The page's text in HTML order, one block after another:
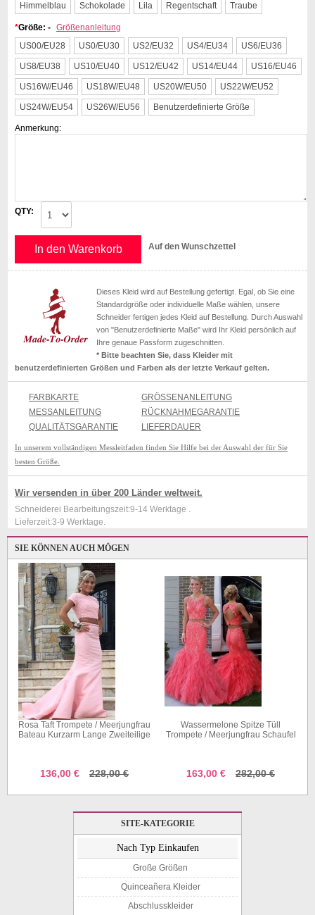
Himmelblau Schokolade Lila Regentschaft Traube
*Größe: - Größenanleitung
US00/EU28
US0/EU30 US2/EU32 US4/EU34 US6/EU36
US8/EU38 US10/EU40 US12/EU42 US14/EU44 US16/EU46
US16W/EU46 US18W/EU48 US20W/EU50 US22W/EU52
US24W/EU54 US26W/EU56 Benutzerdefinierte Größe
Anmerkung:
QTY:
In den Warenkorb Auf den Wunschzettel
Dieses Kleid wird auf Bestellung gefertigt. Egal, ob Sie eine
Standardgröße oder individuelle Maße wählen, unsere
Schneider fertigen jedes Kleid auf Bestellung. Durch Auswahl
von "Benutzerdefinierte Maße" wird Ihr Kleid persönlich auf
Ihre genaue Passform zugeschnitten.
* Bitte beachten Sie, dass Kleider mit
benutzerdefinierten Größen und Farben als der letzte Verkauf gelten.
FARBKARTE
GRÖSSENANLEITUNG
MESSANLEITUNG
RÜCKNAHMEGARANTIE
QUALITÄTSGARANTIE
LIEFERDAUER
In unserem vollständigen Messleitfaden finden Sie Hilfe bei der Auswahl der für Sie
besten Größe.
Wir versenden in über 200 Länder weltweit.
Schneiderei Bearbeitungszeit:9-14 Werktage .
Lieferzeit:3-9 Werktage.
SIE KÖNNEN AUCH MÖGEN
Rosa Taft Trompete / Meerjungfrau
Bateau Kurzarm Lange Zweiteilige
136,00 € 228,00 €
Wassermelone Spitze Tüll
Trompete / Meerjungfrau Schaufel
163,00 € 282,00 €
SITE-KATEGORIE
Nach Typ Einkaufen
Große Größen
Quinceañera Kleider
Abschlusskleider